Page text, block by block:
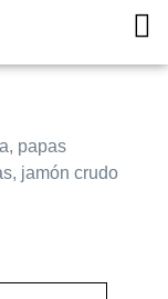
papas
jamón crudo